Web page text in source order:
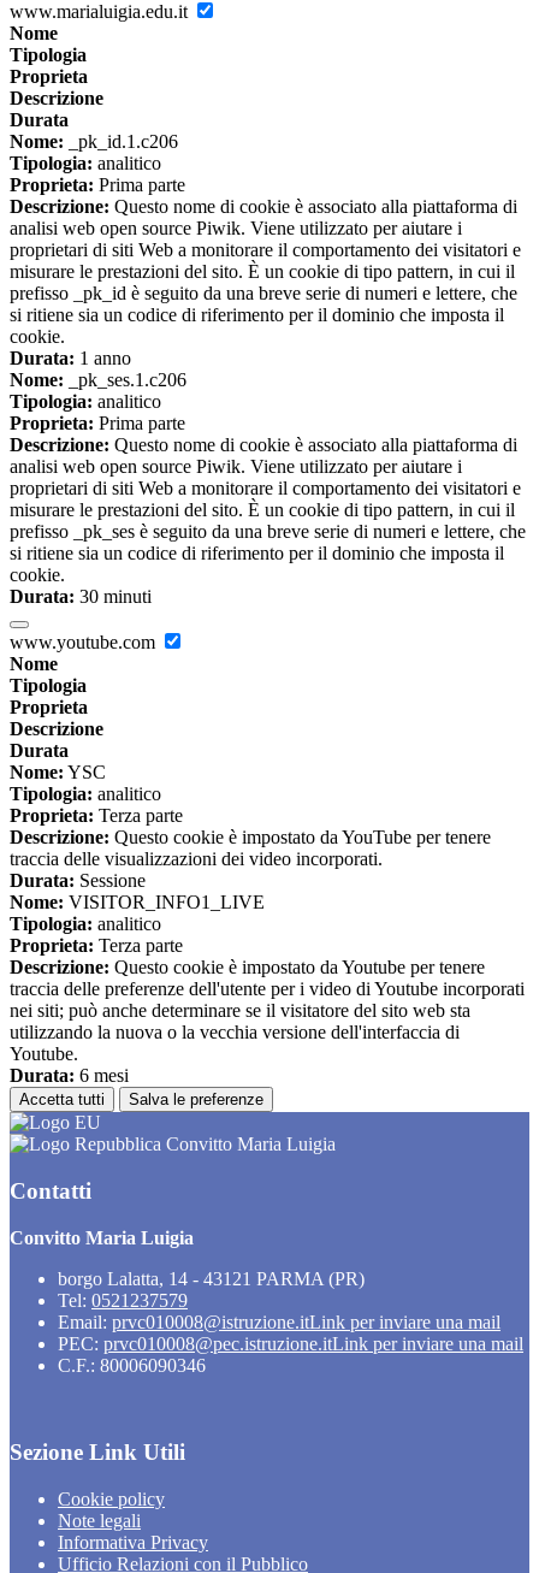
www.marialuigia.edu.it
Nome
Tipologia
Proprieta
Descrizione
Durata
Nome: _pk_id.1.c206
Tipologia: analitico
Proprieta: Prima parte
Descrizione: Questo nome di cookie è associato alla piattaforma di
analisi web open source Piwik. Viene utilizzato per aiutare i
proprietari di siti Web a monitorare il comportamento dei visitatori e
misurare le prestazioni del sito. È un cookie di tipo pattern, in cui il
prefisso _pk_id è seguito da una breve serie di numeri e lettere, che
si ritiene sia un codice di riferimento per il dominio che imposta il
cookie.
Durata: 1 anno
Nome: _pk_ses.1.c206
Tipologia: analitico
Proprieta: Prima parte
Descrizione: Questo nome di cookie è associato alla piattaforma di
analisi web open source Piwik. Viene utilizzato per aiutare i
proprietari di siti Web a monitorare il comportamento dei visitatori e
misurare le prestazioni del sito. È un cookie di tipo pattern, in cui il
prefisso _pk_ses è seguito da una breve serie di numeri e lettere, che
si ritiene sia un codice di riferimento per il dominio che imposta il
cookie.
Durata: 30 minuti
www.youtube.com
Nome
Tipologia
Proprieta
Descrizione
Durata
Nome: YSC
Tipologia: analitico
Proprieta: Terza parte
Descrizione: Questo cookie è impostato da YouTube per tenere
traccia delle visualizzazioni dei video incorporati.
Durata: Sessione
Nome: VISITOR_INFO1_LIVE
Tipologia: analitico
Proprieta: Terza parte
Descrizione: Questo cookie è impostato da Youtube per tenere
traccia delle preferenze dell'utente per i video di Youtube incorporati
nei siti; può anche determinare se il visitatore del sito web sta
utilizzando la nuova o la vecchia versione dell'interfaccia di
Youtube.
Durata: 6 mesi
Accetta tutti Salva le preferenze
Convitto Maria Luigia
Contatti
Convitto Maria Luigia
borgo Lalatta, 14 - 43121 PARMA (PR)
Tel: 0521237579
Email: prvc010008@istruzione.itLink per inviare una mail
PEC: prvc010008@pec.istruzione.itLink per inviare una mail
C.F.: 80006090346
Sezione Link Utili
Cookie policy
Note legali
Informativa Privacy
Ufficio Relazioni con il Pubblico